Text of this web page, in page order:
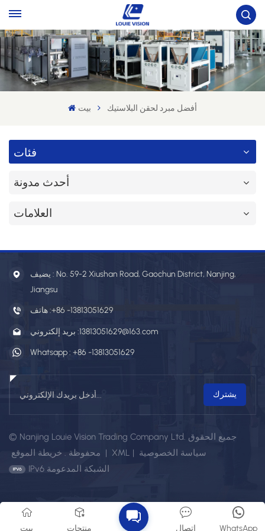
بيت أفضل مبرد لحقن البلاستيك
فئات
أحدث مدونة
العلامات
يضيف : No. 59-2 Xiushan Road, Gaochun District, Nanjing,
Jiangsu
هاتف :+86 -13813051629
بريد إلكتروني :13813051629@163.com
Whatsapp : +86 -13813051629
© Nanjing Louie Vision Trading Company Ltd. جميع الحقوق
محفوظة . | XML | سياسة الخصوصية
IPv6 الشبكة المدعومة
بيت منتجات WhatsApp اتصال